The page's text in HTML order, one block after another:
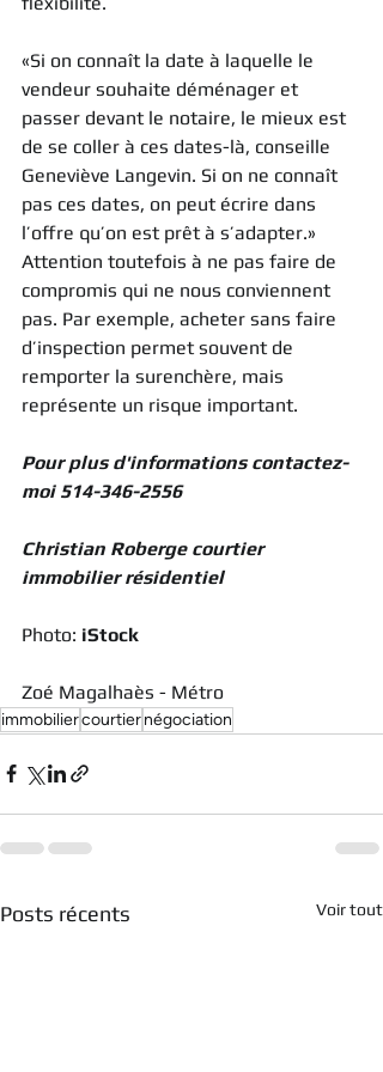
«Si on connaît la date à laquelle le
vendeur souhaite déménager et
passer devant le notaire, le mieux est
de se coller à ces dates-là, conseille
Geneviève Langevin. Si on ne connaît
pas ces dates, on peut écrire dans
l’offre qu’on est prêt à s’adapter.»
Attention toutefois à ne pas faire de
compromis qui ne nous conviennent
pas. Par exemple, acheter sans faire
d’inspection permet souvent de
remporter la surenchère, mais
représente un risque important.
Pour plus d'informations contactez-
moi 514-346-2556
Christian Roberge courtier
immobilier résidentiel
Photo: iStock
Zoé Magalhaès - Métro
immobiliercourtiernégociation
Posts récents Voir tout